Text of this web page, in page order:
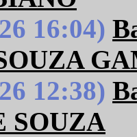
16:04)
12:38)
SOUZA